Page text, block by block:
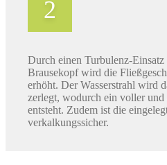
Durch einen Turbulenz-Einsatz
Brausekopf wird die
erhöht. Der Wasserstrahl wird
zerlegt, wodurch ein voller und
entsteht. Zudem ist die
verkalkungssicher.